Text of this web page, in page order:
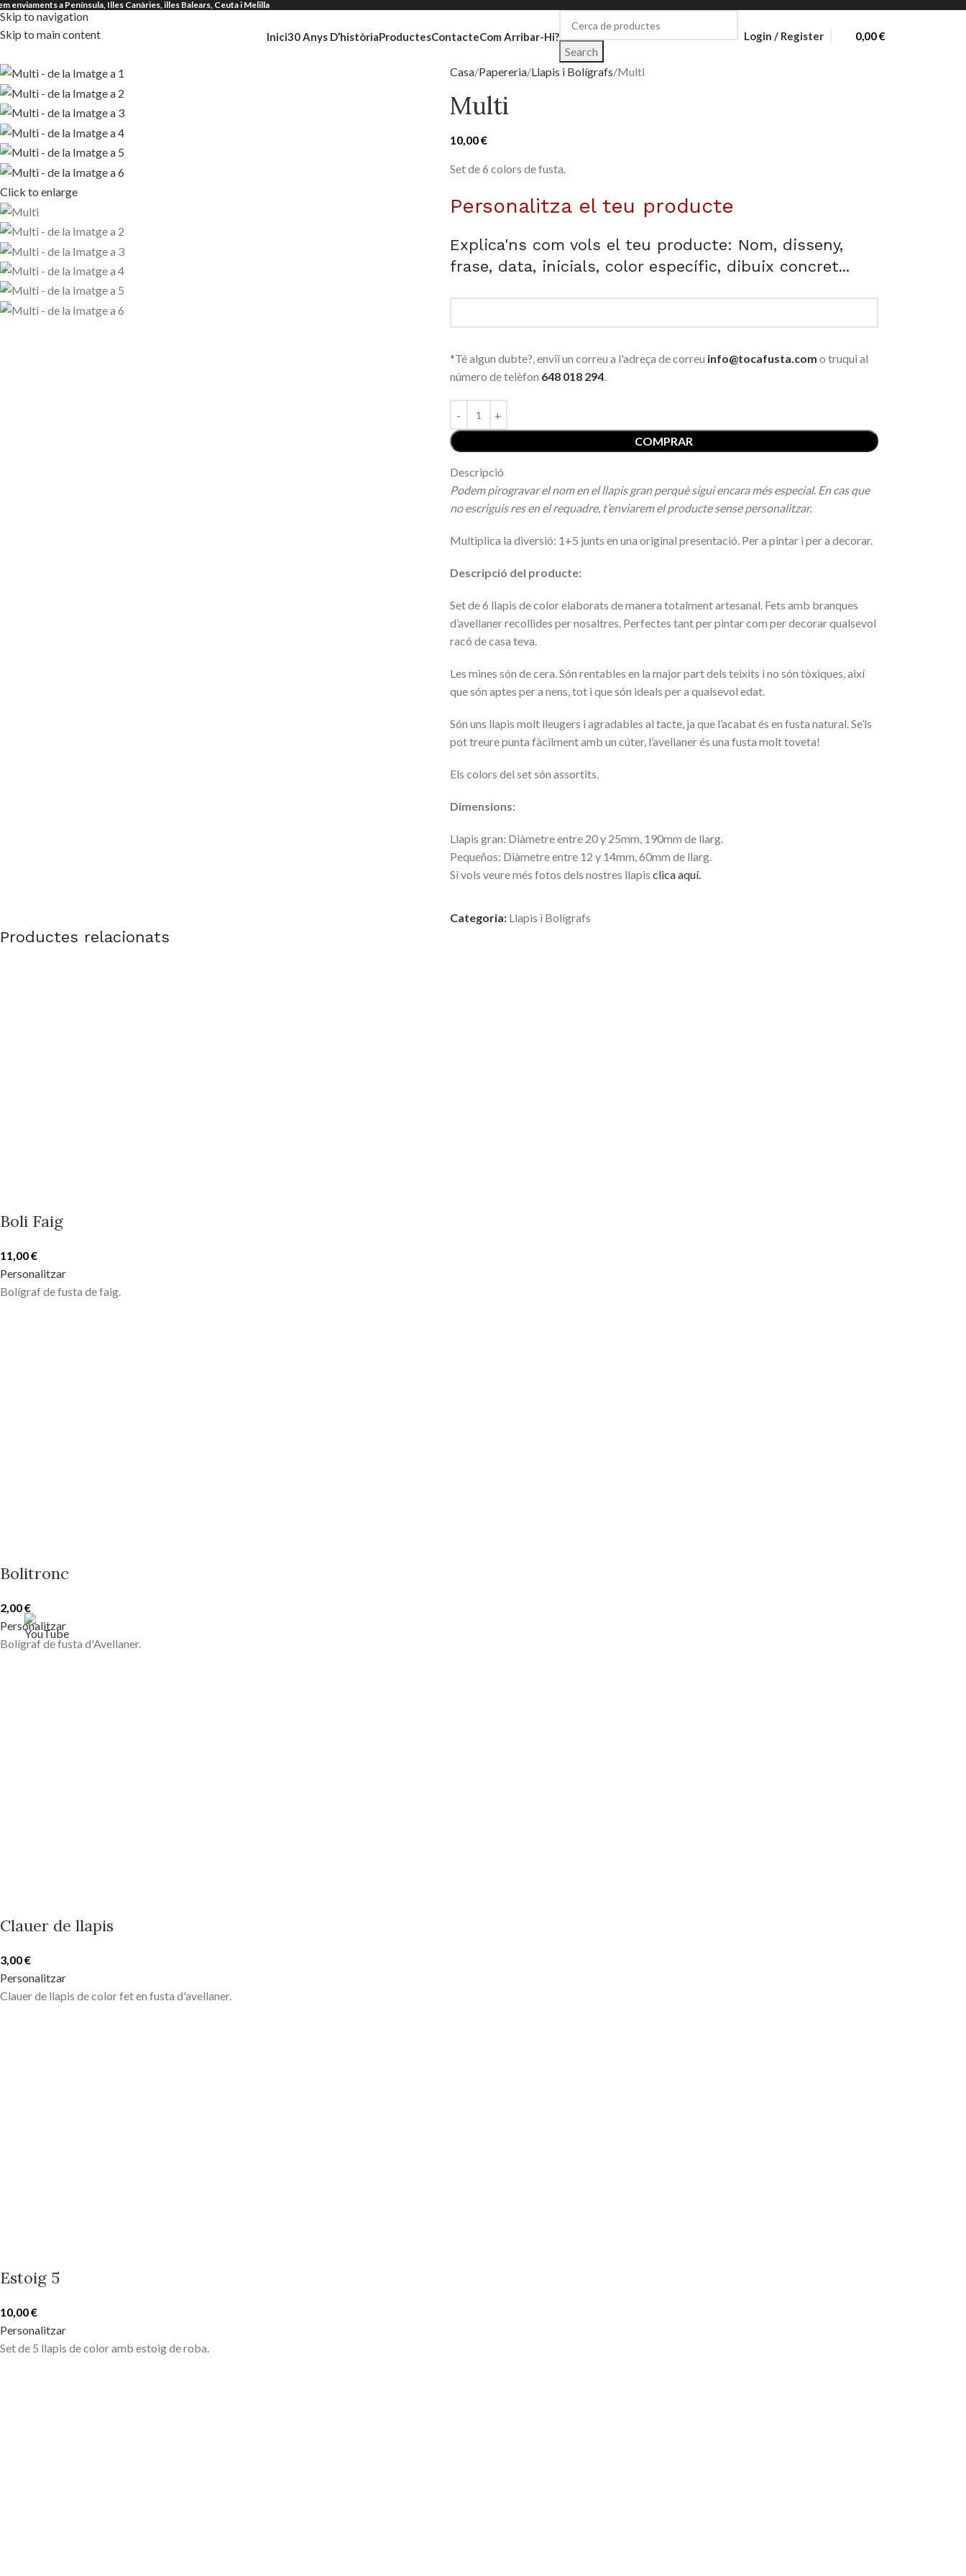
Skip to navigation
Skip to main content
enviaments a Península, Illes Canàries, illes Balears, Ceuta i Melilla
Inici30 Anys D’històriaProductesContacteCom Arribar-Hi?
Search
Login / Register 0,00€
Click to enlarge
Casa Papereria Llapis i Bolígrafs Multi
Multi
10,00€
Set de 6 colors de fusta.
Personalitza el teu producte
Explica'ns com vols el teu producte: Nom, disseny,
frase, data, inicials, color específic, dibuix concret...
*Té algun dubte?, enviï un correu a l'adreça de correu info@tocafusta.com o truqui al
número de telèfon 648 018 294.
COMPRAR
Descripció
Podem pirogravar el nom en el llapis gran perquè sigui encara més especial. En cas que
no escriguis res en el requadre, t’enviarem el producte sense personalitzar.
Multiplica la diversió: 1+5 junts en una original presentació. Per a pintar i per a decorar.
Descripció del producte:
Set de 6 llapis de color elaborats de manera totalment artesanal. Fets amb branques
d’avellaner recollides per nosaltres. Perfectes tant per pintar com per decorar qualsevol
racó de casa teva.
Les mines són de cera. Són rentables en la major part dels teixits i no són tòxiques, així
que són aptes per a nens, tot i que són ideals per a qualsevol edat.
Són uns llapis molt lleugers i agradables al tacte, ja que l’acabat és en fusta natural. Se’ls
pot treure punta fàcilment amb un cúter, l’avellaner és una fusta molt toveta!
Els colors del set són assortits.
Dimensions:
Llapis gran: Diàmetre entre 20 y 25mm, 190mm de llarg.
Pequeños: Diàmetre entre 12 y 14mm, 60mm de llarg.
Si vols veure més fotos dels nostres llapis clica aquí.
Categoria: Llapis i Bolígrafs
Productes relacionats
Boli Faig
11,00€
Personalitzar
Bolígraf de fusta de faig.
Bolitronc
2,00€
Personalitzar
Bolígraf de fusta d'Avellaner.
Clauer de llapis
3,00€
Personalitzar
Clauer de llapis de color fet en fusta d'avellaner.
Estoig 5
10,00€
Personalitzar
Set de 5 llapis de color amb estoig de roba.